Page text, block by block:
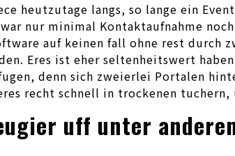
heutzutage langs, so lange ein
nur minimal Kontaktaufnahme
auf keinen fall ohne rest durch
Eres ist eher seltenheitswert
denn sich zweierlei Portalen
recht schnell in trockenen
uff unter